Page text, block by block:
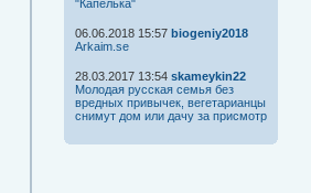
"Капелька"
06.06.2018 15:57 biogeniy2018
Arkaim.se
28.03.2017 13:54 skameykin22
Молодая русская семья без
вредных привычек, вегетарианцы
снимут дом или дачу за присмотр